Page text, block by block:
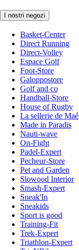
I nostri negozi
Basket-Center
Direct Running
Direct-Volley
Espace Golf
Foot-Store
Galoppostore
Golf and co
Handball-Store
House of Rugby
La sellerie de Maé
Made in Paradis
Nauti-wave
On-Fight
Padel-Expert
Pecheur-Store
Pet and Garden
Slowood Interior
Smash-Expert
Sneak'In
Sneakids
Sport is good
Training-Fit
Trek-Expert
Triathlon-Expert